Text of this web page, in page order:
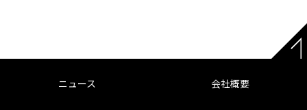
ニュース 会社概要